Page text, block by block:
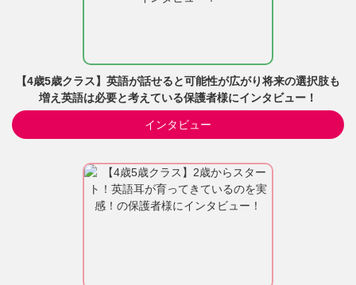
【4歳5歳クラス】英語が話せると可能性が広がり将来の選択肢も
増え英語は必要と考えている保護者様にインタビュー！
インタビュー